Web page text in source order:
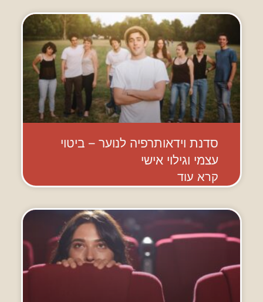
סדנת וידאותרפיה לנוער – ביטוי
עצמי וגילוי אישי
קרא עוד